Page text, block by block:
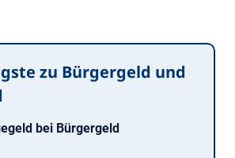
zu Bürgergeld und
bei Bürgergeld